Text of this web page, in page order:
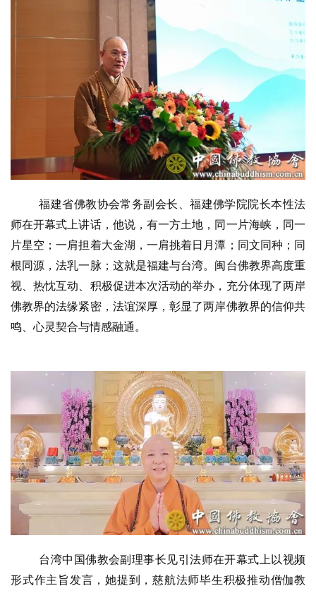
福建省佛教协会常务副会长、福建佛学院院长本性法
师在开幕式上讲话，他说，有一方土地，同一片海峡，同一
片星空；一肩担着大金湖，一肩挑着日月潭；同文同种；同
根同源，法乳一脉；这就是福建与台湾。闽台佛教界高度重
视、热忱互动、积极促进本次活动的举办，充分体现了两岸
佛教界的法缘紧密，法谊深厚，彰显了两岸佛教界的信仰共
鸣、心灵契合与情感融通。
台湾中国佛教会副理事长见引法师在开幕式上以视频
形式作主旨发言，她提到，慈航法师毕生积极推动僧伽教